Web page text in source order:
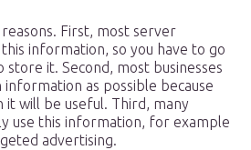
First, most server
information, so you have to go
it. Second, most businesses
as possible because
it will be useful. Third, many
use this information, for example
advertising.